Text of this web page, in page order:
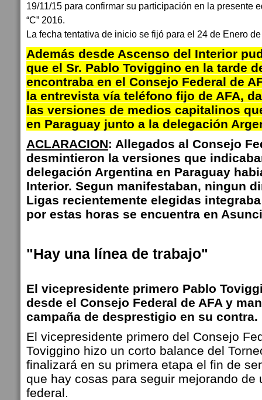
19/11/15 para confirmar su participación en la presente
“C” 2016.
La fecha tentativa de inicio se fijó para el 24 de Enero
Además desde Ascenso del Interior
que el Sr. Pablo Toviggino en la tarde
encontraba en el Consejo Federal de
la entrevista vía teléfono fijo de AFA,
las versiones de medios capitalinos
en Paraguay junto a la delegación
ACLARACION: Allegados al Consejo
desmintieron la versiones que
delegación Argentina en Paraguay
Interior. Segun manifestaban, ningun
Ligas recientemente elegidas
por estas horas se encuentra en
"Hay una línea de trabajo"
El vicepresidente primero Pablo
desde el Consejo Federal de AFA y
campaña de desprestigio en su contra.
El vicepresidente primero del Consejo
Toviggino hizo un corto balance del
finalizará en su primera etapa el fin de
que hay cosas para seguir mejorando de
federal.